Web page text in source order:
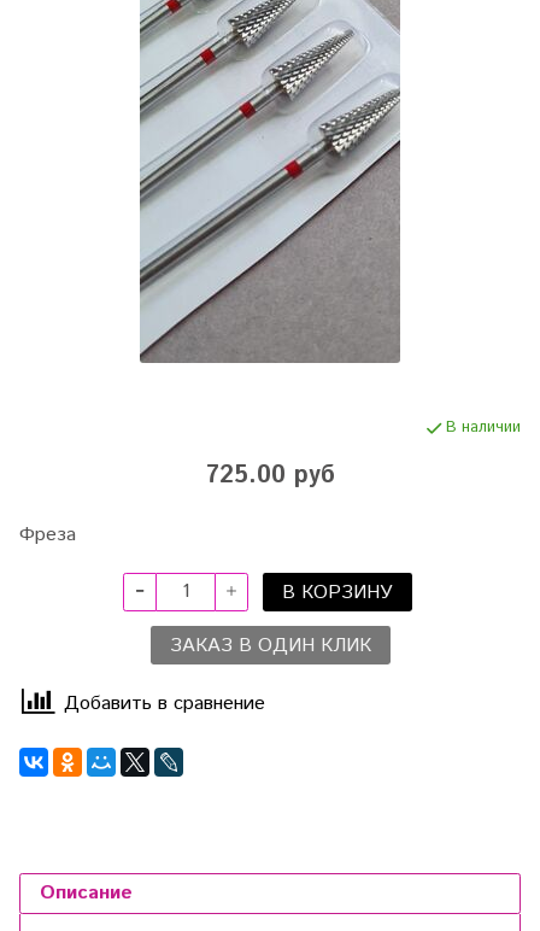
В наличии
725.00 руб
Фреза
В КОРЗИНУ
ЗАКАЗ В ОДИН КЛИК
Добавить в сравнение
Описание